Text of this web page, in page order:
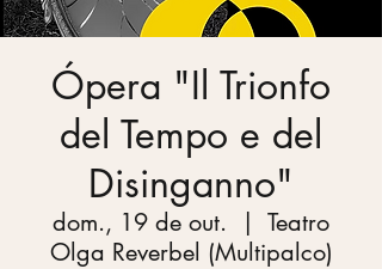
Ópera "Il Trionfo
del Tempo e del
Disinganno"
dom., 19 de out.
  |
Teatro
Olga Reverbel (Multipalco)